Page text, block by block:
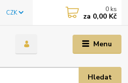
Menu
CZK
Hledat
0 ks
za 0,00 Kč